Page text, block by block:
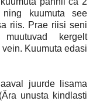
kuumuta see
riis. Prae riisi seni
kergelt
Kuumuta edasi
juurde lisama
unusta kindlasti